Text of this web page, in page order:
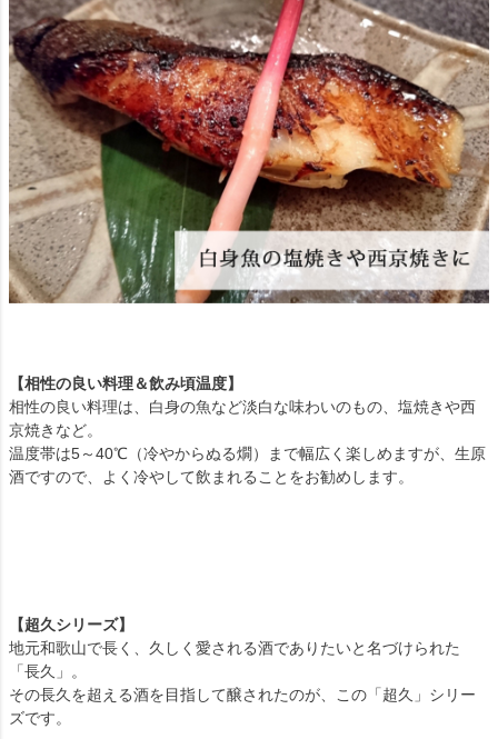
【相性の良い料理＆飲み頃温度】
相性の良い料理は、白身の魚など淡白な味わいのもの、塩焼きや西
京焼きなど。
温度帯は5～40℃（冷やからぬる燗）まで幅広く楽しめますが、生原
酒ですので、よく冷やして飲まれることをお勧めします。
【超久シリーズ】
地元和歌山で長く、久しく愛される酒でありたいと名づけられた
「長久」。
その長久を超える酒を目指して醸されたのが、この「超久」シリー
ズです。